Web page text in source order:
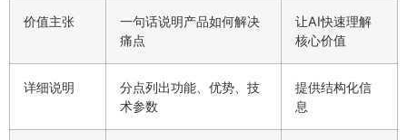
价值主张
一句话说明产品如何解决
痛点
让AI快速理解
核心价值
详细说明
分点列出功能、优势、技
术参数
提供结构化信
息